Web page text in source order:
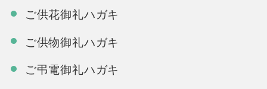
ご供花御礼ハガキ
ご供物御礼ハガキ
ご弔電御礼ハガキ